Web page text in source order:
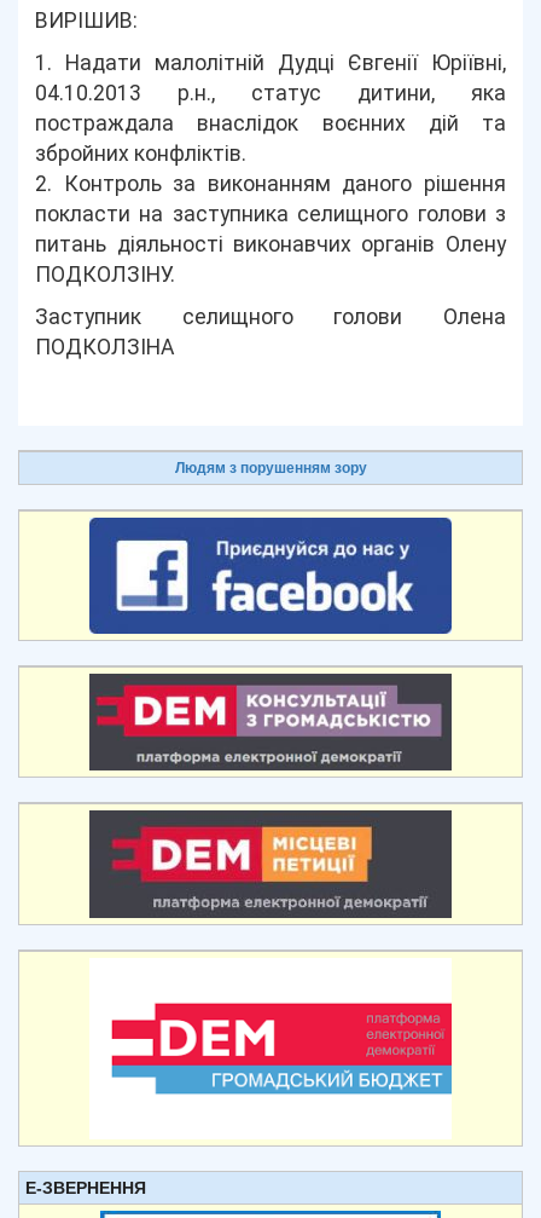
ВИРІШИВ:
1. Надати малолітній Дудці Євгенії Юріївні,
04.10.2013 р.н., статус дитини, яка
постраждала внаслідок воєнних дій та
збройних конфліктів.
2. Контроль за виконанням даного рішення
покласти на заступника селищного голови з
питань діяльності виконавчих органів Олену
ПОДКОЛЗІНУ.
Заступник селищного голови Олена
ПОДКОЛЗІНА
Людям з порушенням зору
Е-ЗВЕРНЕННЯ